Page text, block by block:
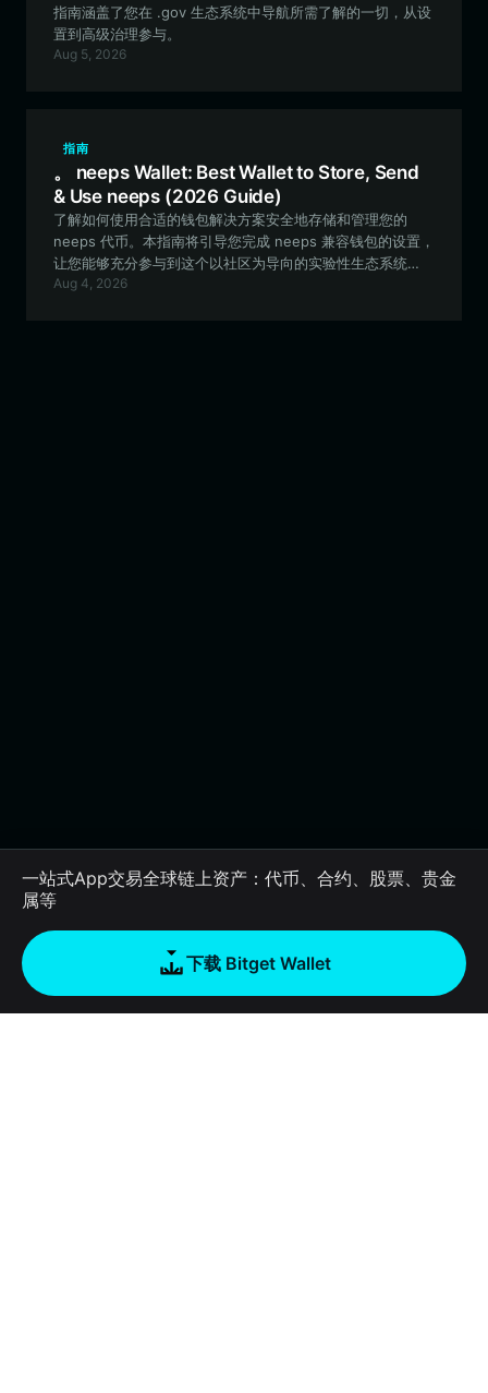
指南涵盖了您在 .gov 生态系统中导航所需了解的一切，从设
置到高级治理参与。
Aug 5, 2026
指南
。 neeps Wallet: Best Wallet to Store, Send
& Use neeps (2026 Guide)
了解如何使用合适的钱包解决方案安全地存储和管理您的
neeps 代币。本指南将引导您完成 neeps 兼容钱包的设置，
让您能够充分参与到这个以社区为导向的实验性生态系统
中。
Aug 4, 2026
一站式App交易全球链上资产：代币、合约、股票、贵金
属等
下载 Bitget Wallet